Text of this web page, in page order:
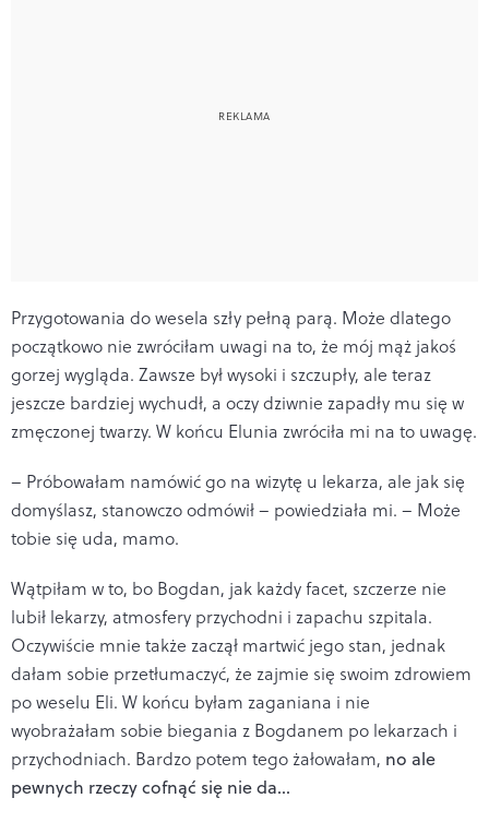
Przygotowania do wesela szły pełną parą. Może dlatego
początkowo nie zwróciłam uwagi na to, że mój mąż jakoś
gorzej wygląda. Zawsze był wysoki i szczupły, ale teraz
jeszcze bardziej wychudł, a oczy dziwnie zapadły mu się w
zmęczonej twarzy. W końcu Elunia zwróciła mi na to uwagę.
– Próbowałam namówić go na wizytę u lekarza, ale jak się
domyślasz, stanowczo odmówił – powiedziała mi. – Może
tobie się uda, mamo.
Wątpiłam w to, bo Bogdan, jak każdy facet, szczerze nie
lubił lekarzy, atmosfery przychodni i zapachu szpitala.
Oczywiście mnie także zaczął martwić jego stan, jednak
dałam sobie przetłumaczyć, że zajmie się swoim zdrowiem
po weselu Eli. W końcu byłam zaganiana i nie
wyobrażałam sobie biegania z Bogdanem po lekarzach i
przychodniach. Bardzo potem tego żałowałam, no ale
pewnych rzeczy cofnąć się nie da…